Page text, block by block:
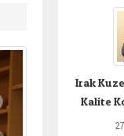
Irak
Kalite